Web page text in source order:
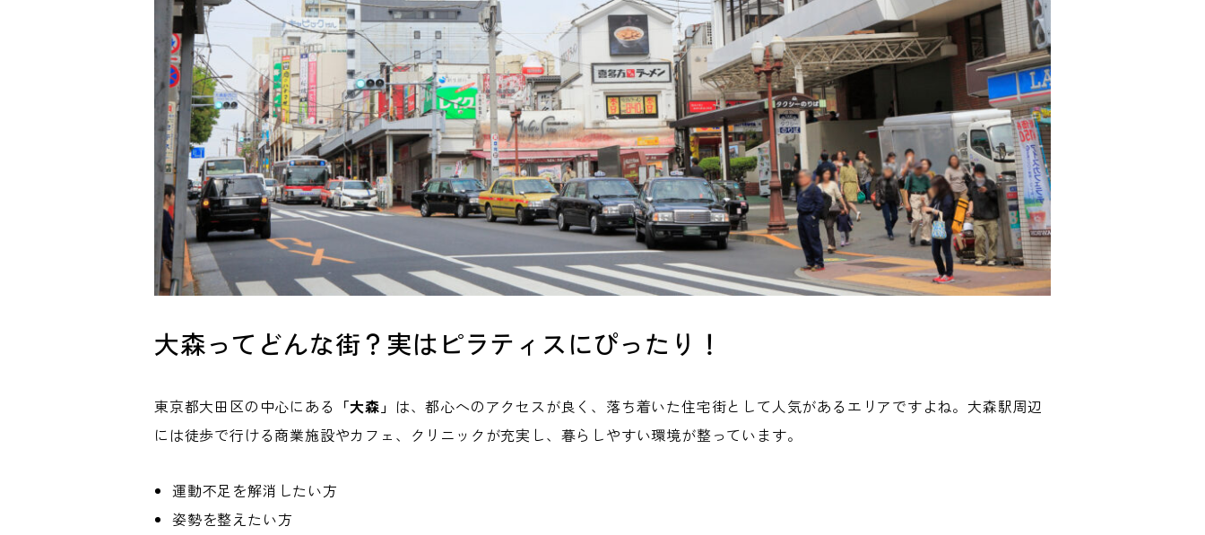
大森ってどんな街？実はピラティスにぴったり！
東京都大田区の中心にある 「大森」 は、都心へのアクセスが良く、落ち着いた住宅街として人気があるエリアですよね。大森駅周辺
には徒歩で行ける商業施設やカフェ、クリニックが充実し、暮らしやすい環境が整っています。
運動不足を解消したい方
姿勢を整えたい方